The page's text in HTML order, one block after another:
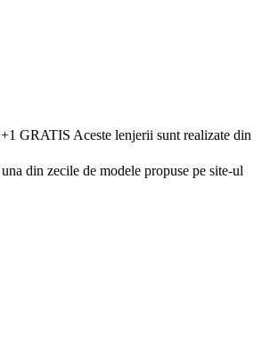
GRATIS Aceste lenjerii sunt realizate din
din zecile de modele propuse pe site-ul